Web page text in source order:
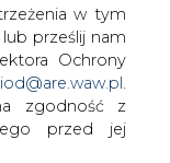
w tym
prześlij nam
Ochrony
iod@are.waw.pl.
zgodność z
przed jej
i finansowymi.
wytwórczych
pożądanej
perspektywie
konkurencji
o odpowiednią
działających na